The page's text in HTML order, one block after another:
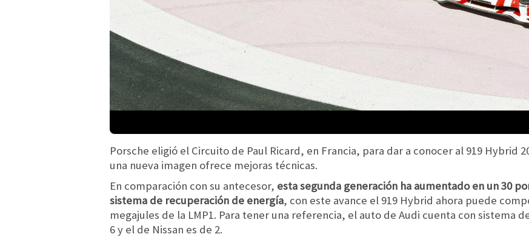
Porsche eligió el Circuito de Paul Ricard, en Francia, para dar a conocer al 919 Hybrid
una nueva imagen ofrece mejoras técnicas.
En comparación con su antecesor, esta segunda generación ha aumentado en un 30
sistema de recuperación de energía, con este avance el 919 Hybrid ahora puede
megajules de la LMP1. Para tener una referencia, el auto de Audi cuenta con sistema
6 y el de Nissan es de 2.